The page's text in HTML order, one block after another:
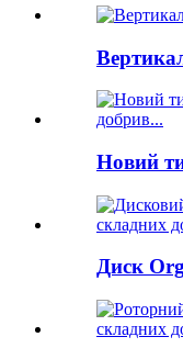
Новий
Диск